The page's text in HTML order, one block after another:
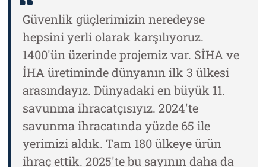
Güvenlik güçlerimizin neredeyse
hepsini yerli olarak karşılıyoruz.
1400'ün üzerinde projemiz var. SİHA ve
İHA üretiminde dünyanın ilk 3 ülkesi
arasındayız. Dünyadaki en büyük 11.
savunma ihracatçısıyız. 2024'te
savunma ihracatında yüzde 65 ile
yerimizi aldık. Tam 180 ülkeye ürün
ihraç ettik. 2025'te bu sayının daha da